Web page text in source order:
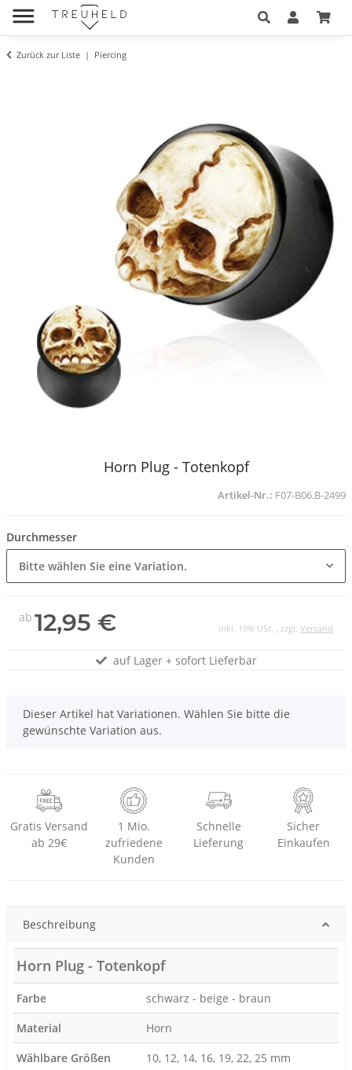
Zurück zur Liste Piercing
Horn Plug - Totenkopf
Artikel-Nr.: F07-B06.B-2499
Durchmesser
Bitte wählen Sie eine Variation.
ab 12,95 € inkl. 19% USt. , zzgl. Versand
auf Lager + sofort Lieferbar
x
Dieser Artikel hat Variationen. Wählen Sie bitte die
gewünschte Variation aus.
Gratis Versand
ab 29€
1 Mio.
zufriedene
Kunden
Schnelle
Lieferung
Sicher
Einkaufen
Beschreibung
Horn Plug - Totenkopf
Farbe
schwarz - beige - braun
Material
Horn
Wählbare Größen
10, 12, 14, 16, 19, 22, 25 mm